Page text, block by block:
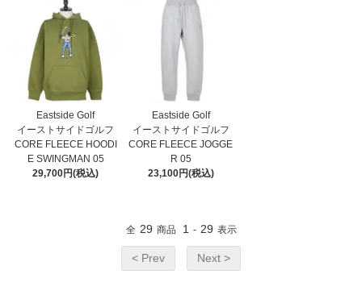
Eastside Golf
イーストサイドゴルフ
CORE FLEECE HOODI
E SWINGMAN 05
29,700円(税込)
Eastside Golf
イーストサイドゴルフ
CORE FLEECE JOGGE
R 05
23,100円(税込)
全 29 商品 1 - 29 表示
< Prev Next >